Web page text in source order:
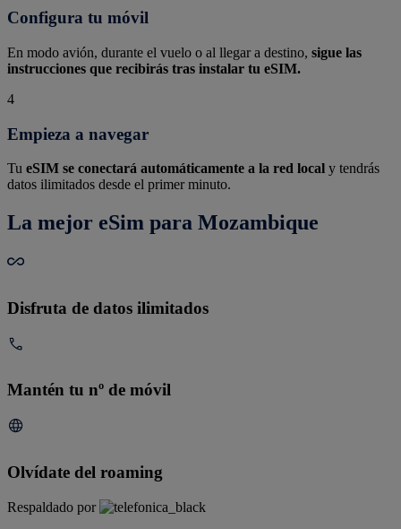
Configura tu móvil
En modo avión, durante el vuelo o al llegar a destino, sigue las
instrucciones que recibirás tras instalar tu eSIM.
4
Empieza a navegar
Tu eSIM se conectará automáticamente a la red local y tendrás
datos ilimitados desde el primer minuto.
La mejor eSim para Mozambique
Disfruta de datos ilimitados
Mantén tu nº de móvil
Olvídate del roaming
Respaldado por